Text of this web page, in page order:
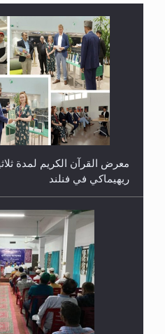
معرض القرآن الكريم لمدة
ريهيماكي في فنلند